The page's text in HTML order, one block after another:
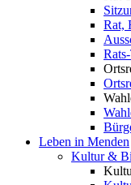
Rat,
Leben in Menden
Kultur &